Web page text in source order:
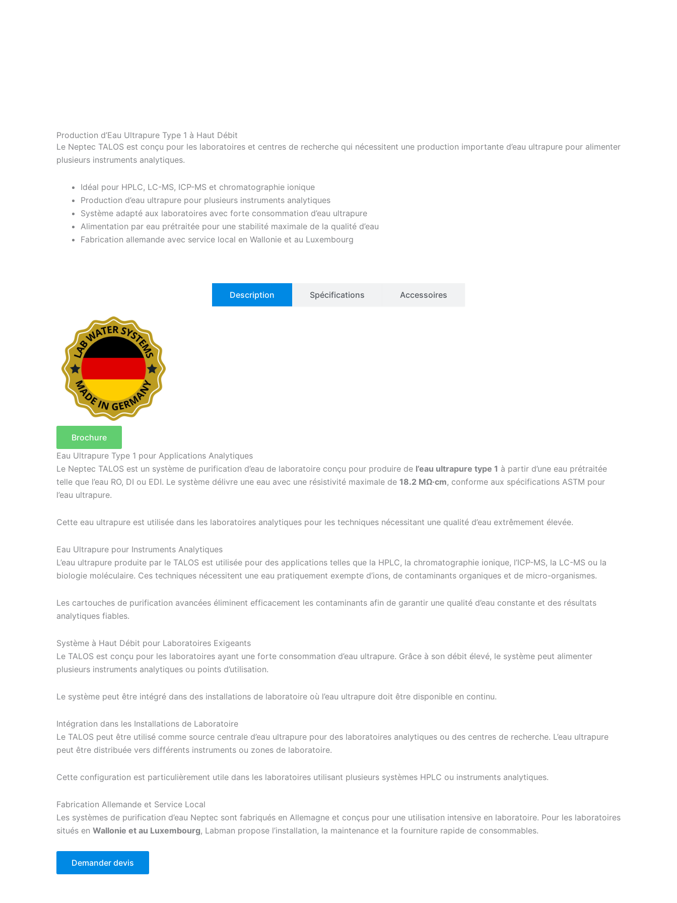
Production d’Eau Ultrapure Type 1 à Haut Débit
Le Neptec TALOS est conçu pour les laboratoires et centres de recherche qui nécessitent une production importante d’eau ultrapure pour alimenter
plusieurs instruments analytiques.
Idéal pour HPLC, LC-MS, ICP-MS et chromatographie ionique
Production d’eau ultrapure pour plusieurs instruments analytiques
Système adapté aux laboratoires avec forte consommation d’eau ultrapure
Alimentation par eau prétraitée pour une stabilité maximale de la qualité d’eau
Fabrication allemande avec service local en Wallonie et au Luxembourg
Description Spécifications Accessoires
Brochure
Eau Ultrapure Type 1 pour Applications Analytiques
Le Neptec TALOS est un système de purification d’eau de laboratoire conçu pour produire de l’eau ultrapure type 1 à partir d’une eau prétraitée
telle que l’eau RO, DI ou EDI. Le système délivre une eau avec une résistivité maximale de 18.2 MΩ·cm, conforme aux spécifications ASTM pour
l’eau ultrapure.
Cette eau ultrapure est utilisée dans les laboratoires analytiques pour les techniques nécessitant une qualité d’eau extrêmement élevée.
Eau Ultrapure pour Instruments Analytiques
L’eau ultrapure produite par le TALOS est utilisée pour des applications telles que la HPLC, la chromatographie ionique, l’ICP-MS, la LC-MS ou la
biologie moléculaire. Ces techniques nécessitent une eau pratiquement exempte d’ions, de contaminants organiques et de micro-organismes.
Les cartouches de purification avancées éliminent efficacement les contaminants afin de garantir une qualité d’eau constante et des résultats
analytiques fiables.
Système à Haut Débit pour Laboratoires Exigeants
Le TALOS est conçu pour les laboratoires ayant une forte consommation d’eau ultrapure. Grâce à son débit élevé, le système peut alimenter
plusieurs instruments analytiques ou points d’utilisation.
Le système peut être intégré dans des installations de laboratoire où l’eau ultrapure doit être disponible en continu.
Intégration dans les Installations de Laboratoire
Le TALOS peut être utilisé comme source centrale d’eau ultrapure pour des laboratoires analytiques ou des centres de recherche. L’eau ultrapure
peut être distribuée vers différents instruments ou zones de laboratoire.
Cette configuration est particulièrement utile dans les laboratoires utilisant plusieurs systèmes HPLC ou instruments analytiques.
Fabrication Allemande et Service Local
Les systèmes de purification d’eau Neptec sont fabriqués en Allemagne et conçus pour une utilisation intensive en laboratoire. Pour les laboratoires
situés en Wallonie et au Luxembourg, Labman propose l’installation, la maintenance et la fourniture rapide de consommables.
Demander devis